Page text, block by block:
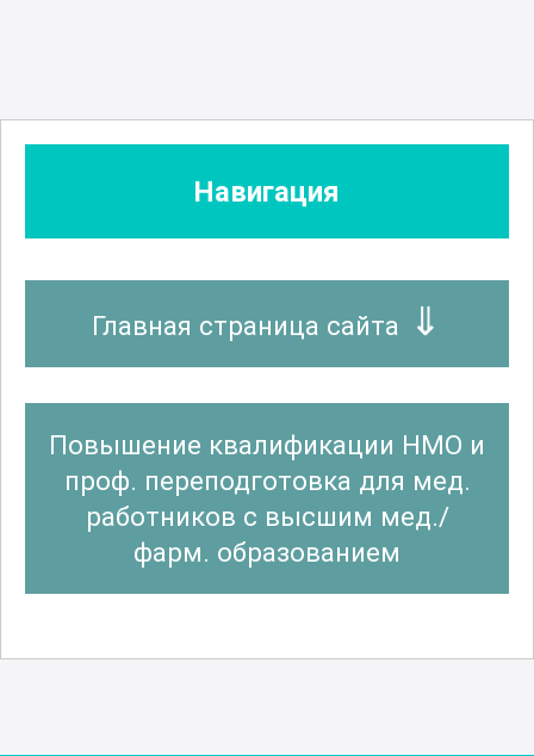
Навигация
Главная страница сайта
Повышение квалификации НМО и
проф. переподготовка для мед.
работников с высшим мед./
фарм. образованием